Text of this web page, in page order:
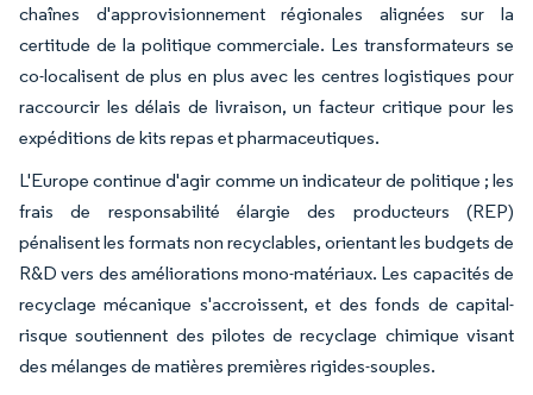
chaînes d'approvisionnement régionales alignées sur la
certitude de la politique commerciale. Les transformateurs se
co-localisent de plus en plus avec les centres logistiques pour
raccourcir les délais de livraison, un facteur critique pour les
expéditions de kits repas et pharmaceutiques.
L'Europe continue d'agir comme un indicateur de politique ; les
frais de responsabilité élargie des producteurs (REP)
pénalisent les formats non recyclables, orientant les budgets de
R&D vers des améliorations mono-matériaux. Les capacités de
recyclage mécanique s'accroissent, et des fonds de capital-
risque soutiennent des pilotes de recyclage chimique visant
des mélanges de matières premières rigides-souples.